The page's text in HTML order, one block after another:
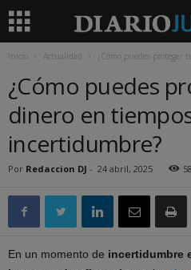
Inicio Actualidad ¿Cómo puedes proteger
¿Cómo puedes
dinero en
incertidumbre?
Por Redaccion DJ - 24 abril, 2025
En un momento de incertidumbre